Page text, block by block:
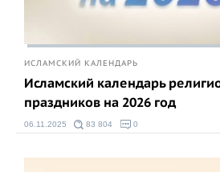
ИСЛАМСКИЙ КАЛЕНДАРЬ
Исламский календарь
праздников на 2026 год
06.11.2025 83 804 0